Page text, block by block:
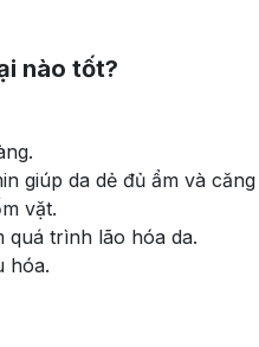
nào tốt?
giúp da dẻ đủ ẩm và căng
vặt.
quá trình lão hóa da.
hóa.